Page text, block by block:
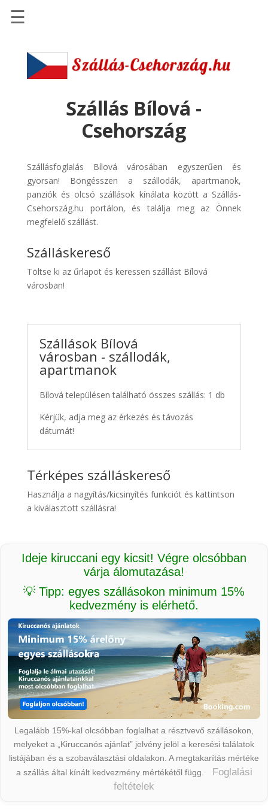
Szállások
Szállásinfo.eu
pénzvisszatérítéssel
Discover
Cars
Transzfer
Kiwi
Taxi
☰
Szállás Bílová -
Csehország
Szállásfoglalás Bílová városában egyszerűen és
gyorsan! Böngésszen a szállodák, apartmanok,
panziók és olcsó szállások kínálata között a Szállás-
Csehország.hu portálon, és találja meg az Önnek
megfelelő szállást.
Szálláskereső
Töltse ki az űrlapot és keressen szállást Bílová
városban!
Szállások Bílová
városban - szállodák,
apartmanok
Bílová településen található összes szállás: 1 db
Kérjük, adja meg az érkezés és távozás
dátumát!
Térképes szálláskereső
Használja a nagyítás/kicsinyítés funkciót és kattintson
a kiválasztott szállásra!
Ideje kiruccani egy kicsit! Végre olcsóbban
várja álomutazása!
💡 Tipp: egyes szállásokon minimum 15%
kedvezmény is elérhető.
Legalább 15%-kal olcsóbban foglalhat a résztvevő szállásokon,
melyeket a „Kiruccanós ajánlat” jelvény jelöl a keresési találatok
listájában és a szobaválasztási oldalakon. A megtakarítás mértéke
a szállás által kínált kedvezmény mértékétől függ.
Foglalási
feltételek